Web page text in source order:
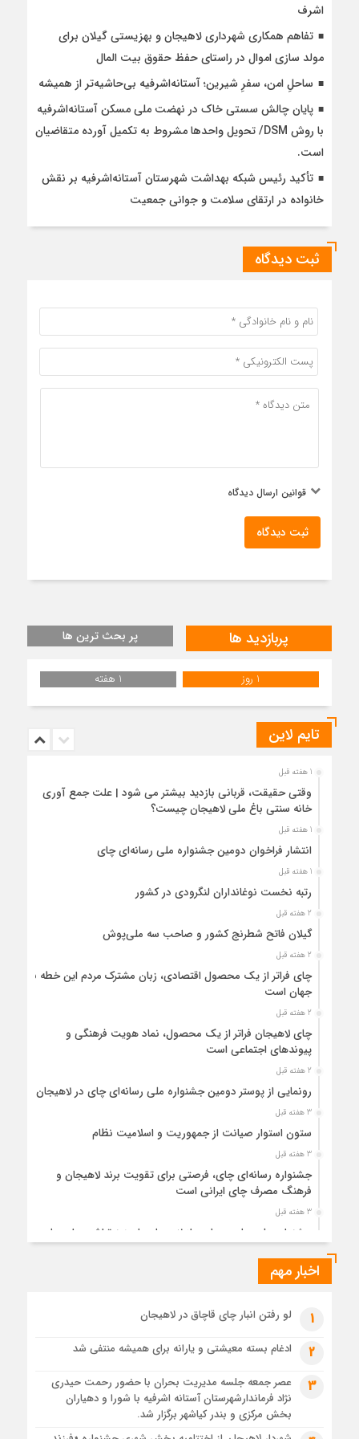
اشرف
تفاهم همکاری شهرداری لاهیجان و بهزیستی گیلان برای
مولد سازی اموال در راستای حفظ حقوق بیت المال
ساحلِ امن، سفرِ شیرین؛ آستانه‌اشرفیه بی‌حاشیه‌تر از همیشه
پایان چالش سستی خاک در نهضت ملی مسکن آستانه‌اشرفیه
با روش DSM/ تحویل واحدها مشروط به تکمیل آورده متقاضیان
است.
تأکید رئیس شبکه بهداشت شهرستان آستانه‌اشرفیه بر نقش
خانواده در ارتقای سلامت و جوانی جمعیت
ثبت دیدگاه
قوانین ارسال دیدگاه
ثبت دیدگاه
پربازدید ها پر بحث ترین ها
1 روز 1 هفته
تایم لاین
1 هفته قبل
وقتی حقیقت، قربانی بازدید بیشتر می شود | علت جمع آوری
خانه سنتی باغ ملی لاهیجان چیست؟
1 هفته قبل
انتشار فراخوان دومین جشنواره ملی رسانه‌ای چای
1 هفته قبل
رتبه نخست نوغانداران لنگرودی در کشور
2 هفته قبل
گیلان فاتح شطرنج کشور و صاحب سه ملی‌پوش
2 هفته قبل
چای فراتر از یک محصول اقتصادی، زبان مشترک مردم این خطه با
جهان است
2 هفته قبل
چای لاهیجان فراتر از یک محصول، نماد هویت فرهنگی و
پیوندهای اجتماعی است
2 هفته قبل
رونمایی از پوستر دومین جشنواره ملی رسانه‌ای چای در لاهیجان
3 هفته قبل
ستون استوار صیانت از جمهوریت و اسلامیت نظام
3 هفته قبل
جشنواره رسانه‌ای چای، فرصتی برای تقویت برند لاهیجان و
فرهنگ مصرف چای ایرانی است
3 هفته قبل
جشنواره ملی چای، حمایت از لاهیجان یا هزینه‌تراشی برای چای
ایرانی!؟
4 هفته قبل
4 هفته قبل
رئوف
تصاویر هوایی مراسم تشییع پیکر مطهر آقای شهید ایران – مشهد
مراسم تشییع پیکر مطهر آقای شهید ایران – مشهد
اخبار مهم
1 لو رفتن انبار چای قاچاق در لاهیجان
2 ادغام بسته معیشتی و یارانه برای همیشه منتفی شد
3
عصر جمعه جلسه مدیریت بحران با حضور رحمت حیدری
نژاد فرماندارشهرستان آستانه اشرفیه با شورا و دهیاران
بخش مرکزی و بندر کیاشهر برگزار شد.